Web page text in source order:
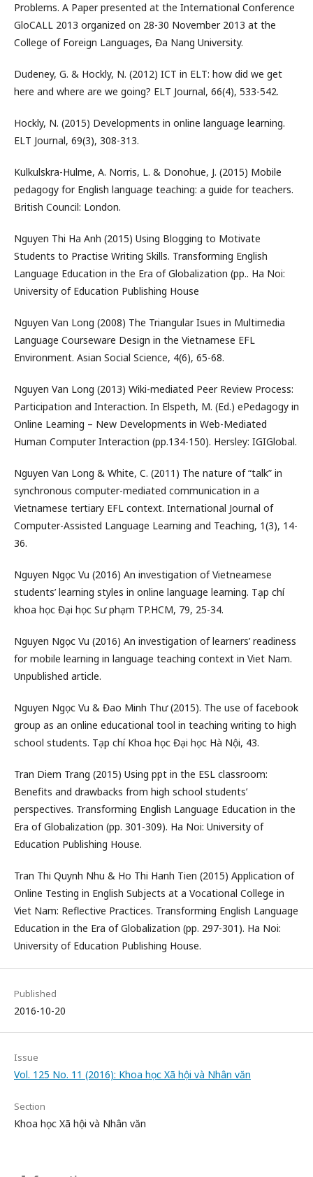
Problems. A Paper presented at the International Conference
GloCALL 2013 organized on 28-30 November 2013 at the
College of Foreign Languages, Đa Nang University.
Dudeney, G. & Hockly, N. (2012) ICT in ELT: how did we get
here and where are we going? ELT Journal, 66(4), 533-542.
Hockly, N. (2015) Developments in online language learning.
ELT Journal, 69(3), 308-313.
Kulkulskra-Hulme, A. Norris, L. & Donohue, J. (2015) Mobile
pedagogy for English language teaching: a guide for teachers.
British Council: London.
Nguyen Thi Ha Anh (2015) Using Blogging to Motivate
Students to Practise Writing Skills. Transforming English
Language Education in the Era of Globalization (pp.. Ha Noi:
University of Education Publishing House
Nguyen Van Long (2008) The Triangular Isues in Multimedia
Language Courseware Design in the Vietnamese EFL
Environment. Asian Social Science, 4(6), 65-68.
Nguyen Van Long (2013) Wiki-mediated Peer Review Process:
Participation and Interaction. In Elspeth, M. (Ed.) ePedagogy in
Online Learning – New Developments in Web-Mediated
Human Computer Interaction (pp.134-150). Hersley: IGIGlobal.
Nguyen Van Long & White, C. (2011) The nature of “talk” in
synchronous computer-mediated communication in a
Vietnamese tertiary EFL context. International Journal of
Computer-Assisted Language Learning and Teaching, 1(3), 14-
36.
Nguyen Ngọc Vu (2016) An investigation of Vietneamese
students’ learning styles in online language learning. Tạp chí
khoa học Đại học Sư phạm TP.HCM, 79, 25-34.
Nguyen Ngọc Vu (2016) An investigation of learners’ readiness
for mobile learning in language teaching context in Viet Nam.
Unpublished article.
Nguyen Ngọc Vu & Đao Minh Thư (2015). The use of facebook
group as an online educational tool in teaching writing to high
school students. Tạp chí Khoa học Đại học Hà Nội, 43.
Tran Diem Trang (2015) Using ppt in the ESL classroom:
Benefits and drawbacks from high school students’
perspectives. Transforming English Language Education in the
Era of Globalization (pp. 301-309). Ha Noi: University of
Education Publishing House.
Tran Thi Quynh Nhu & Ho Thi Hanh Tien (2015) Application of
Online Testing in English Subjects at a Vocational College in
Viet Nam: Reflective Practices. Transforming English Language
Education in the Era of Globalization (pp. 297-301). Ha Noi:
University of Education Publishing House.
Published
2016-10-20
Issue
Vol. 125 No. 11 (2016): Khoa học Xã hội và Nhân văn
Section
Khoa học Xã hội và Nhân văn